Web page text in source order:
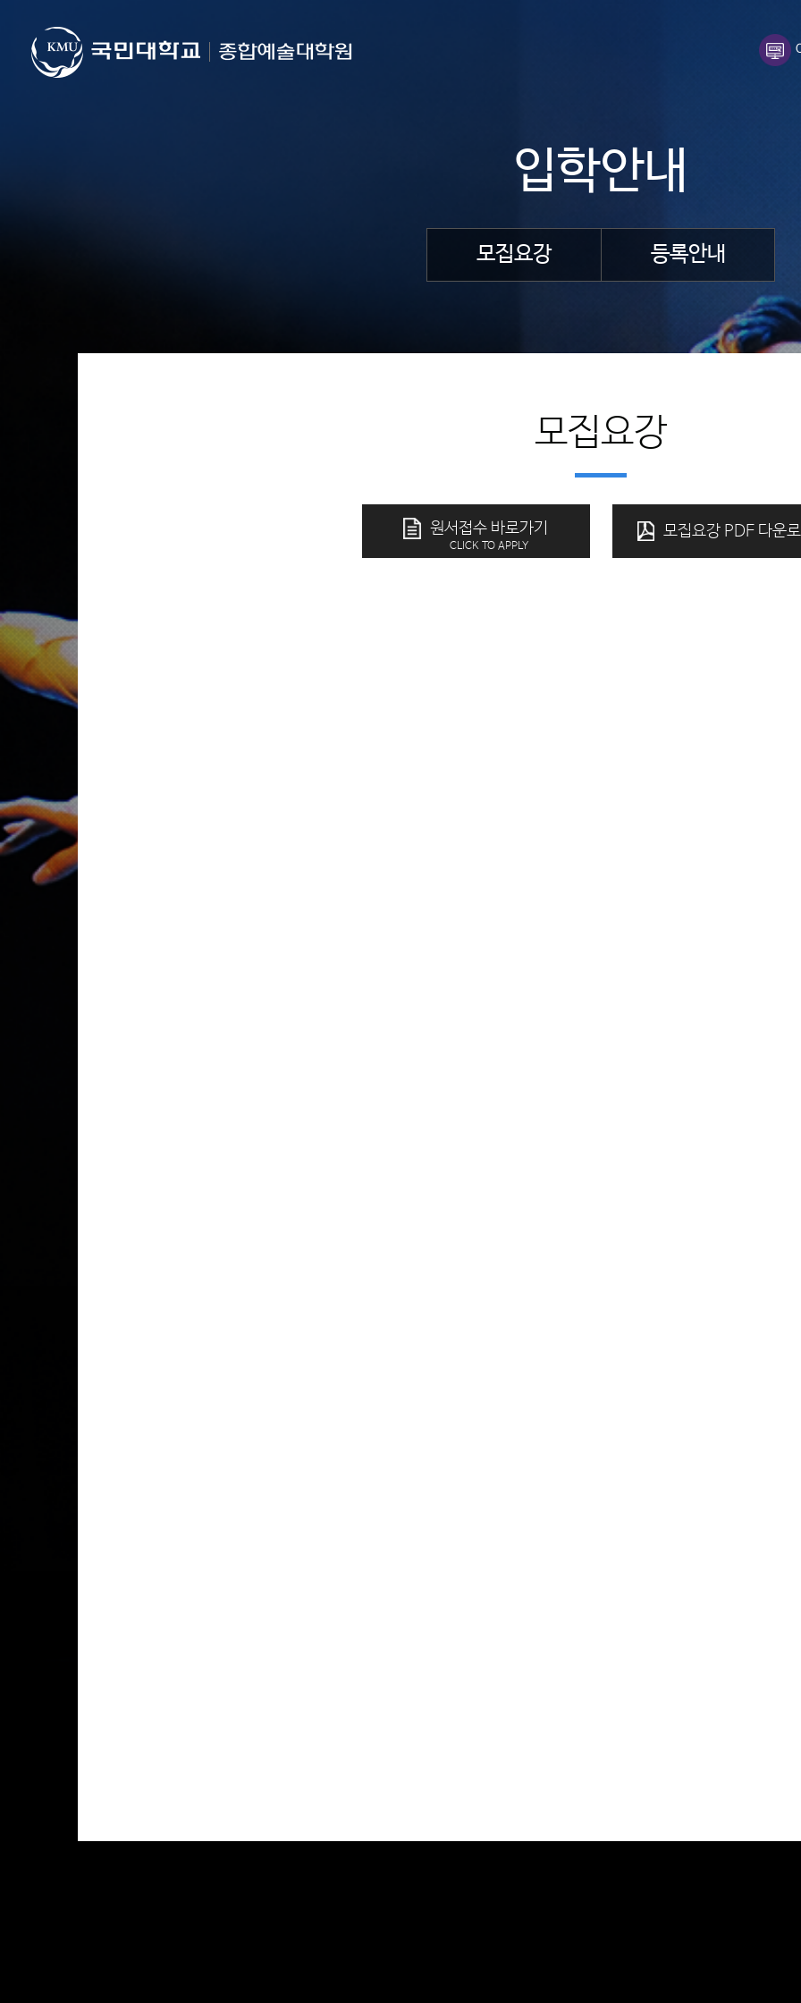
입학안내
모집요강 등록안내
모집요강
원서접수 바로가기
CLICK TO APPLY
모집요강 PDF 다운